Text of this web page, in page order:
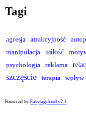
Tagi
agresja atrakcyjność
manipulacja
miłość
psychologia
reklama
szczęście terapia wpływ
Powered by Easytagcloud v2.1